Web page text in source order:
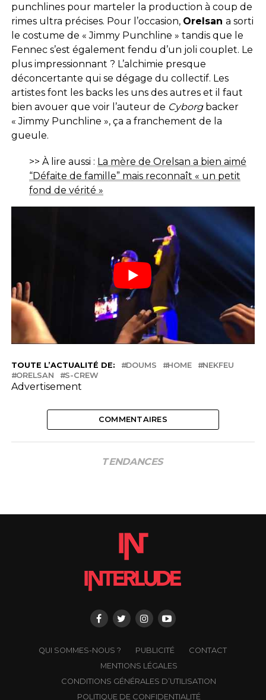
punchlines pour marteler la production à coup de
rimes ultra précises. Pour l’occasion, Orelsan a sorti
le costume de « Jimmy Punchline » tandis que le
Fennec s’est également fendu d’un joli couplet. Le
plus impressionnant ? L’alchimie presque
déconcertante qui se dégage du collectif. Les
artistes font les backs les uns des autres et il faut
bien avouer que voir l’auteur de Cyborg backer
« Jimmy Punchline », ça a franchement de la
gueule.
>> À lire aussi : La mère de Orelsan a bien aimé
“Défaite de famille” mais reconnaît « un petit
fond de vérité »
TOUTE L’ACTUALITÉ DE: DOUMS HOME
NEKFEU
ORELSAN
S-CREW
Advertisement
COMMENTAIRES
TENDANCES
QUI SOMMES-NOUS ? PUBLICITÉ
CONTACT
MENTIONS LÉGALES
CONDITIONS GÉNÉRALES D’UTILISATION
POLITIQUE DE CONFIDENTIALITÉ